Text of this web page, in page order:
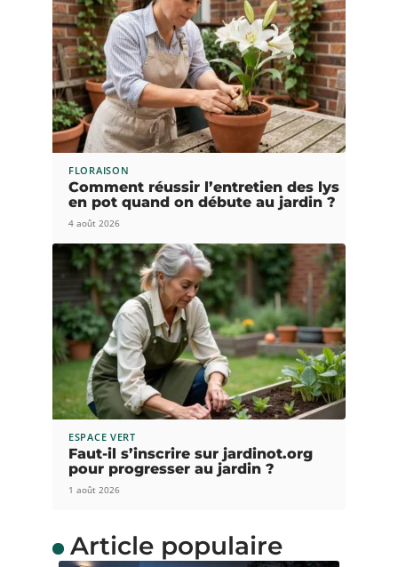
FLORAISON
Comment réussir l’entretien des lys
en pot quand on débute au jardin ?
4 août 2026
ESPACE VERT
Faut-il s’inscrire sur jardinot.org
pour progresser au jardin ?
1 août 2026
Article populaire